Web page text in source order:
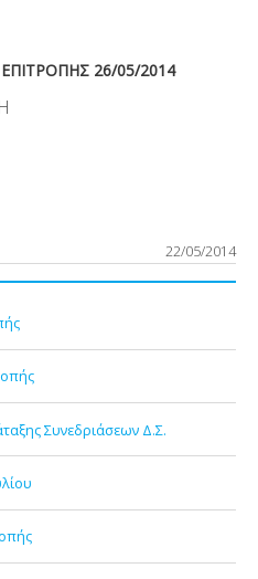
26/05/2014
22/05/2014
Συνεδριάσεων Δ.Σ.